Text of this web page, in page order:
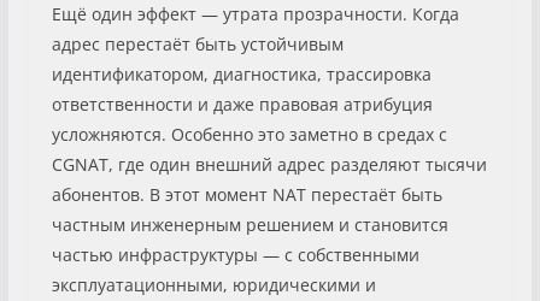
Ещё один эффект — утрата прозрачности. Когда
адрес перестаёт быть устойчивым
идентификатором, диагностика, трассировка
ответственности и даже правовая атрибуция
усложняются. Особенно это заметно в средах с
CGNAT, где один внешний адрес разделяют тысячи
абонентов. В этот момент NAT перестаёт быть
частным инженерным решением и становится
частью инфраструктуры — с собственными
эксплуатационными, юридическими и